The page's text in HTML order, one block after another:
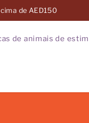
de AED150
de animais de